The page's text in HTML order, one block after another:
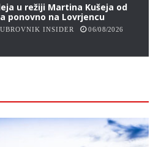
u režiji Martina Kušeja od
ponovno na Lovrjencu
INSIDER 06/08/2026